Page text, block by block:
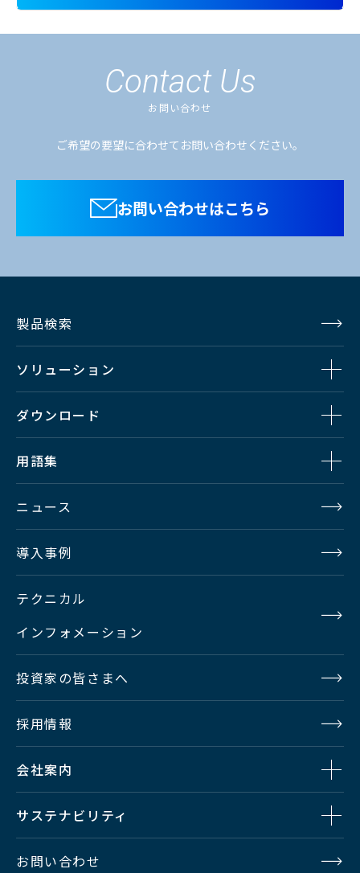
Contact Us
お問い合わせ
ご希望の要望に合わせてお問い合わせください。
お問い合わせはこちら
製品検索
ソリューション
ダウンロード
用語集
ニュース
導入事例
テクニカル
インフォメーション
投資家の皆さまへ
採用情報
会社案内
サステナビリティ
お問い合わせ